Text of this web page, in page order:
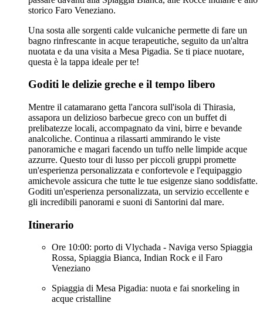
storico Faro Veneziano.
Una sosta alle sorgenti calde vulcaniche permette di fare un
bagno rinfrescante in acque terapeutiche, seguito da un'altra
nuotata e da una visita a Mesa Pigadia. Se ti piace nuotare,
questa è la tappa ideale per te!
Goditi le delizie greche e il tempo libero
Mentre il catamarano getta l'ancora sull'isola di Thirasia,
assapora un delizioso barbecue greco con un buffet di
prelibatezze locali, accompagnato da vini, birre e bevande
analcoliche. Continua a rilassarti ammirando le viste
panoramiche e magari facendo un tuffo nelle limpide acque
azzurre. Questo tour di lusso per piccoli gruppi promette
un'esperienza personalizzata e confortevole e l'equipaggio
amichevole assicura che tutte le tue esigenze siano soddisfatte.
Goditi un'esperienza personalizzata, un servizio eccellente e
gli incredibili panorami e suoni di Santorini dal mare.
Itinerario
Ore 10:00: porto di Vlychada - Naviga verso Spiaggia
Rossa, Spiaggia Bianca, Indian Rock e il Faro
Veneziano
Spiaggia di Mesa Pigadia: nuota e fai snorkeling in
acque cristalline